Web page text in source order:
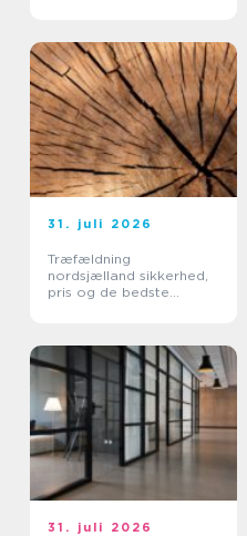
31. juli 2026
Træfældning
nordsjælland sikkerhed,
pris og de bedste
31. juli 2026